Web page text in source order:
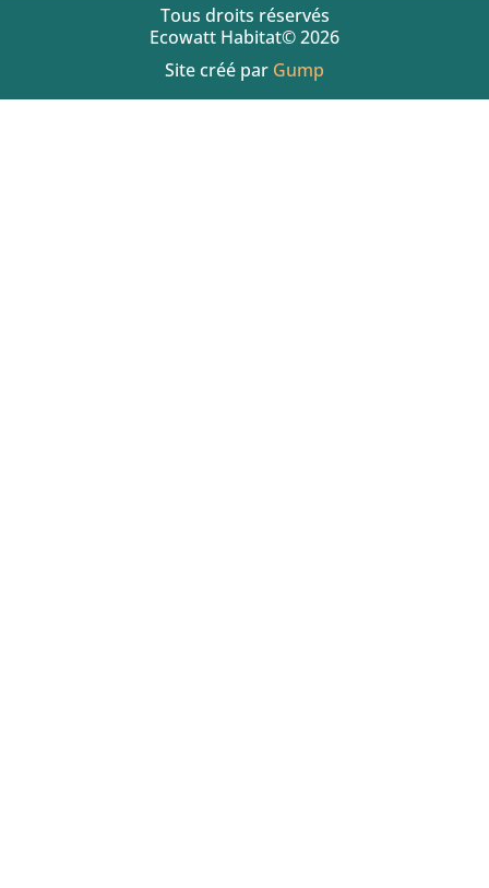
Tous droits réservés
Ecowatt Habitat© 2026
Site créé par Gump